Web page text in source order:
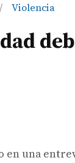
/ Violencia
una